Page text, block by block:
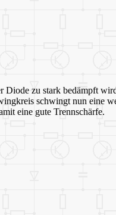
zu stark bedämpft
schwingt nun eine
eine gute Trennschärfe.